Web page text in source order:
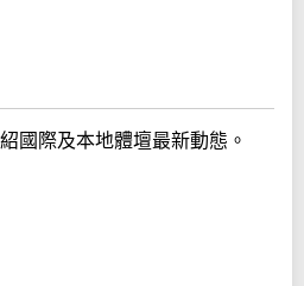
國際及本地體壇最新動態。